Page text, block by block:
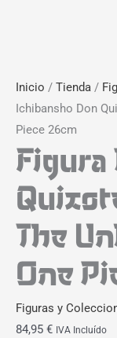
Inicio / Tienda /
Ichibansho Don
Piece 26cm
Figura
The
One
Figuras y
84,95 € IVA Incluído